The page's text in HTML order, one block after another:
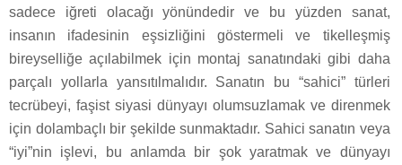
sadece iğreti olacağı yönündedir ve bu yüzden sanat,
insanın ifadesinin eşsizliğini göstermeli ve tikelleşmiş
bireyselliğe açılabilmek için montaj sanatındaki gibi daha
parçalı yollarla yansıtılmalıdır. Sanatın bu “sahici” türleri
tecrübeyi, faşist siyasi dünyayı olumsuzlamak ve direnmek
için dolambaçlı bir şekilde sunmaktadır. Sahici sanatın veya
“iyi”nin işlevi, bu anlamda bir şok yaratmak ve dünyayı